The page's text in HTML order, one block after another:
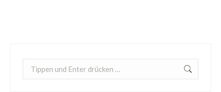
Search: